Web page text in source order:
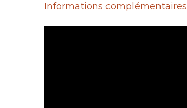
Informations complémentaires